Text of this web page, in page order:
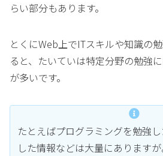
らい部分もあります。
とくにWeb上でITスキルや知識の
ると、たいていは特定分野の勉強
が多いです。
たとえばプログラミングを勉強
した情報などは大量にありますが